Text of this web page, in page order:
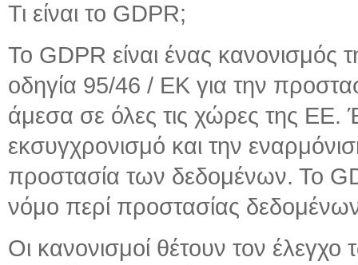
Τι είναι το GDPR;
Το GDPR είναι ένας κανονισμός
οδηγία 95/46 / ΕΚ για την
άμεσα σε όλες τις χώρες της ΕΕ.
εκσυγχρονισμό και την
προστασία των δεδομένων. Το
νόμο περί προστασίας
Οι κανονισμοί θέτουν τον